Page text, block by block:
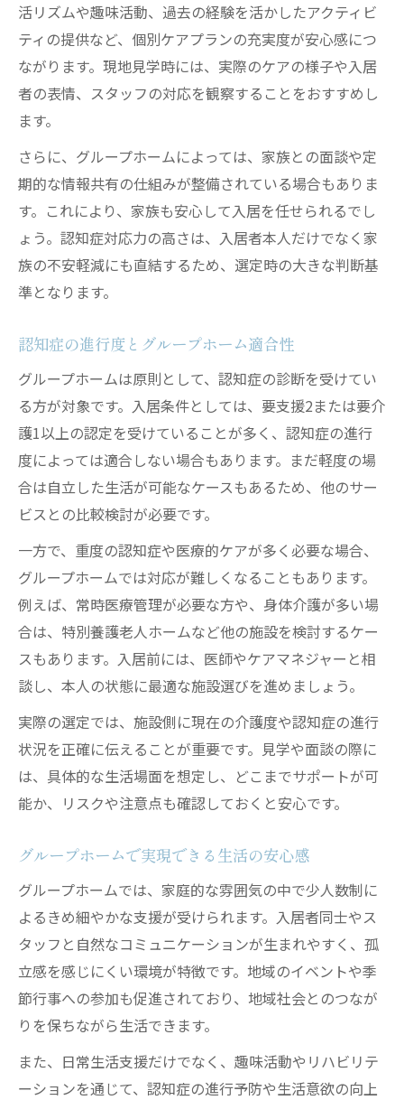
医療連携が充実したグループホームの特徴
生活サポート充実のグループホーム選定法
愛知県名古屋市で負担を抑えるヒント
生活保護相談可のグループホーム探し方
月額費用と初期費用の内訳を事前に確認
介護保険適用でグループホーム費用負担軽
減
認知症の家族に適した暮らしの提案
認知症の方が自分らしく過ごせる環境作り
地域交流を重視したグループホームの魅力
趣味活動が充実したグループホームの工夫
家族の通いやすさに配慮した施設選び
グループホーム入居前に知るべき基礎知識
グループホームとは何か基礎から解説
入居までの流れと必要書類を確認しよう
グループホームの入居相談時の注意点
見学時にチェックすべきポイント整理
活リズムや趣味活動、過去の経験を活かしたアクティビ
ティの提供など、個別ケアプランの充実度が安心感につ
ながります。現地見学時には、実際のケアの様子や入居
者の表情、スタッフの対応を観察することをおすすめし
ます。
さらに、グループホームによっては、家族との面談や定
期的な情報共有の仕組みが整備されている場合もありま
す。これにより、家族も安心して入居を任せられるでし
ょう。認知症対応力の高さは、入居者本人だけでなく家
族の不安軽減にも直結するため、選定時の大きな判断基
準となります。
認知症の進行度とグループホーム適合性
グループホームは原則として、認知症の診断を受けてい
る方が対象です。入居条件としては、要支援2または要介
護1以上の認定を受けていることが多く、認知症の進行
度によっては適合しない場合もあります。まだ軽度の場
合は自立した生活が可能なケースもあるため、他のサー
ビスとの比較検討が必要です。
一方で、重度の認知症や医療的ケアが多く必要な場合、
グループホームでは対応が難しくなることもあります。
例えば、常時医療管理が必要な方や、身体介護が多い場
合は、特別養護老人ホームなど他の施設を検討するケー
スもあります。入居前には、医師やケアマネジャーと相
談し、本人の状態に最適な施設選びを進めましょう。
実際の選定では、施設側に現在の介護度や認知症の進行
状況を正確に伝えることが重要です。見学や面談の際に
は、具体的な生活場面を想定し、どこまでサポートが可
能か、リスクや注意点も確認しておくと安心です。
グループホームで実現できる生活の安心感
グループホームでは、家庭的な雰囲気の中で少人数制に
よるきめ細やかな支援が受けられます。入居者同士やス
タッフと自然なコミュニケーションが生まれやすく、孤
立感を感じにくい環境が特徴です。地域のイベントや季
節行事への参加も促進されており、地域社会とのつなが
りを保ちながら生活できます。
また、日常生活支援だけでなく、趣味活動やリハビリテ
ーションを通じて、認知症の進行予防や生活意欲の向上